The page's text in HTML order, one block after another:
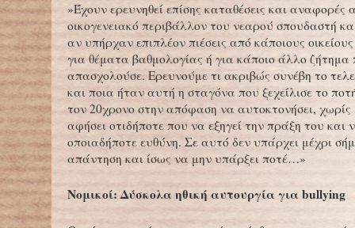
»Έχουν ερευνηθεί επίσης καταθέσεις και αναφορές
οικογενειακό περιβάλλον του νεαρού σπουδαστή
αν υπήρχαν επιπλέον πιέσεις από κάποιους
για θέματα βαθμολογίας ή για κάποιο άλλο ζήτημα
απασχολούσε. Ερευνούμε τι ακριβώς συνέβη το
και ποια ήταν αυτή η σταγόνα που ξεχείλισε το
τον 20χρονο στην απόφαση να αυτοκτονήσει,
αφήσει οτιδήποτε που να εξηγεί την πράξη του και
οποιαδήποτε ευθύνη. Σε αυτό δεν υπάρχει μέχρι
απάντηση και ίσως να μην υπάρξει ποτέ…»
Νομικοί: Δύσκολα ηθική αυτουργία για bullying